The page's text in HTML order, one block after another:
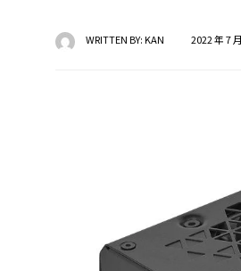
WRITTEN BY:KAN 2022 年 7